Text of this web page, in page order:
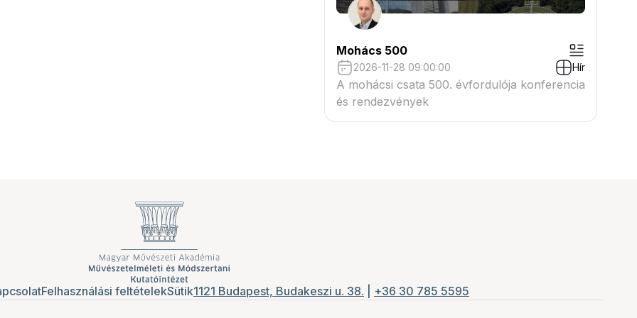
Mohács 500
2026-11-28 09:00:00 Hír
A mohácsi csata 500. évfordulója konferencia
és rendezvények
Felhasználási feltételekSütik1121 Budapest, Budakeszi u. 38. +36 30 785 5595